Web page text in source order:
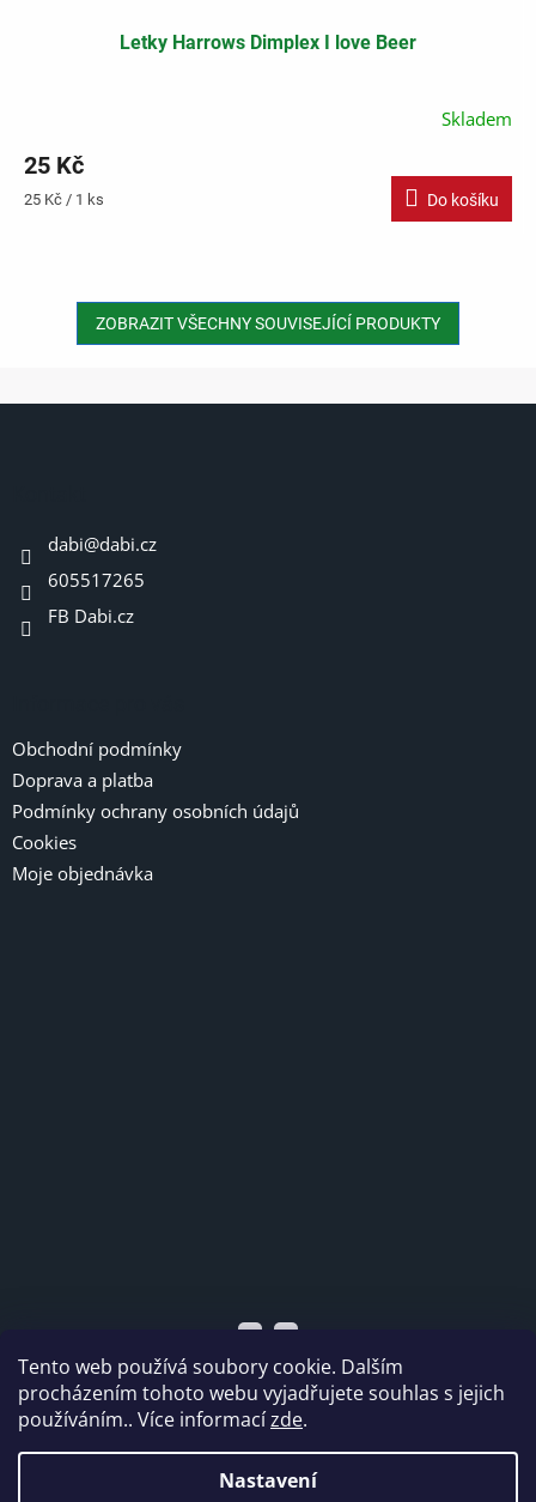
Tento web používá soubory cookie. Dalším
procházením tohoto webu vyjadřujete souhlas s jejich
používáním.. Více informacízde.
Nastavení
Letky Harrows Dimplex I love Beer
Skladem
25 Kč
Měrná
25 Kč / 1 ks Do košíku
ZOBRAZIT VŠECHNY SOUVISEJÍCÍ PRODUKTY
dabi@dabi.cz
605517265
FB Dabi.cz
Obchodní podmínky
Doprava a platba
Podmínky ochrany osobních údajů
Cookies
Moje objednávka
Vytvořil Shoptet